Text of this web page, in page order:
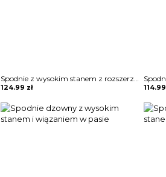
Spodnie z wysokim stanem z rozszerzaną nogawką
124.99 zł 114.99